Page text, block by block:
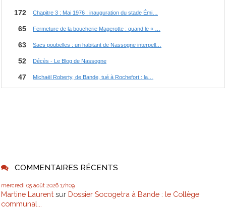
COMMENTAIRES RÉCENTS
mercredi 05 août 2026 17h09
Martine Laurent sur Dossier Socogetra à Bande : le Collège
communal...